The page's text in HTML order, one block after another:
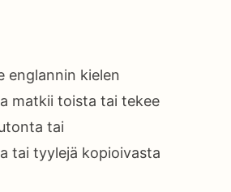
englannin kielen
matkii toista tai tekee
tai
tai tyylejä kopioivasta